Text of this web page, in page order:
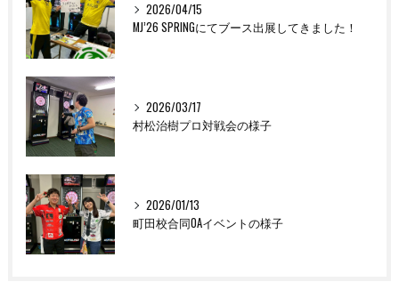
2026/04/15
MJ’26 SPRINGにてブース出展してきました！
2026/03/17
村松治樹プロ対戦会の様子
2026/01/13
町田校合同OAイベントの様子